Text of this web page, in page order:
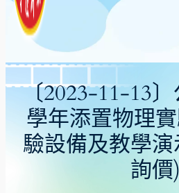
〔2023-11-13
學年添置物理
驗設備及教學
詢價)